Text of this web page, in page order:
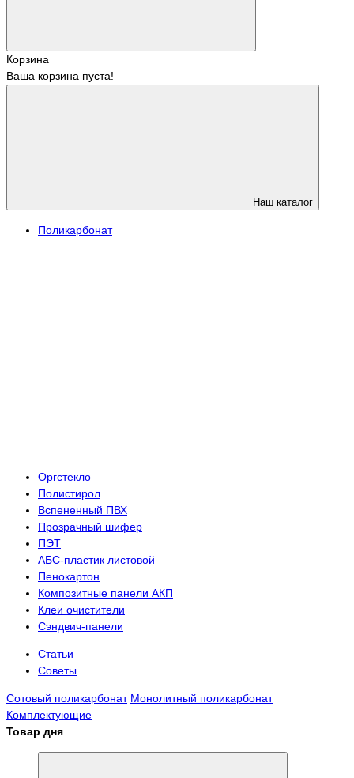
Корзина
Ваша корзина пуста!
Наш каталог
Поликарбонат
Оргстекло
Полистирол
Вспененный ПВХ
Прозрачный шифер
ПЭТ
АБС-пластик листовой
Пенокартон
Композитные панели АКП
Клеи очистители
Сэндвич-панели
Статьи
Советы
Сотовый поликарбонат Монолитный поликарбонат
Комплектующие
Товар дня